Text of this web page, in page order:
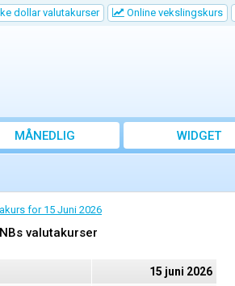
dollar valutakurser Online vekslingskurs
MÅNEDLIG
WIDGET
for 15 Juni 2026
valutakurser
15 juni 2026